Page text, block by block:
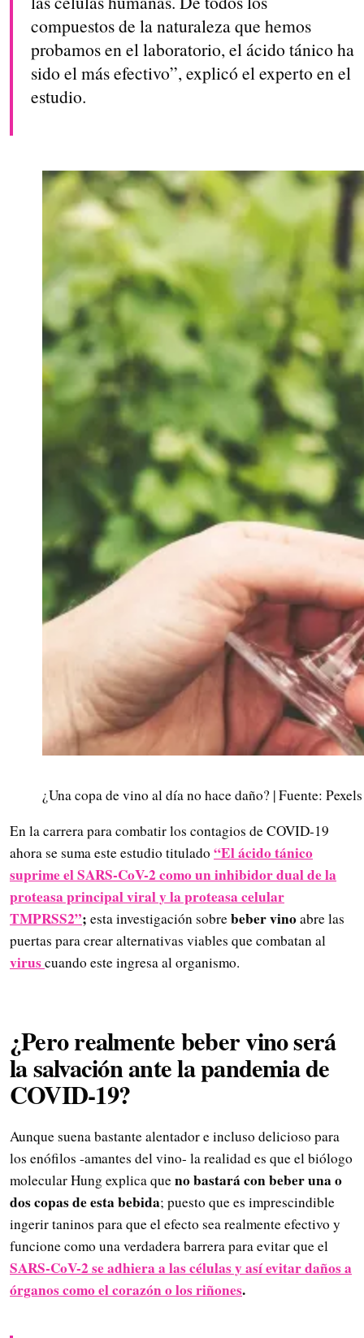
compuestos de la naturaleza que hemos
probamos en el laboratorio, el ácido tánico ha
sido el más efectivo”, explicó el experto en el
estudio.
¿Una copa de vino al día no hace daño? | Fuente: Pexels
En la carrera para combatir los contagios de COVID-19
ahora se suma este estudio titulado “El ácido tánico
suprime el SARS-CoV-2 como un inhibidor dual de la
proteasa principal viral y la proteasa celular
TMPRSS2”; esta investigación sobrebeber vinoabre las
puertas para crear alternativas viables que combatan al
viruscuando este ingresa al organismo.
¿Pero realmente beber vino será
la salvación ante la pandemia de
COVID-19?
Aunque suena bastante alentador e incluso delicioso para
los enófilos -amantes del vino- la realidad es que el biólogo
molecular Hung explica queno bastará con beber una o
dos copas de esta bebida; puesto que es imprescindible
ingerir taninos para que el efecto sea realmente efectivo y
funcione como una verdadera barrera para evitar que el
SARS-CoV-2 se adhiera a las células y así evitar daños a
órganos como el corazón o los riñones.